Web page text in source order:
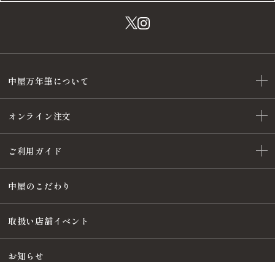
中屋万年筆について
オンライン注文
ご利用ガイド
中屋のこだわり
取扱い店舗イベント
お知らせ